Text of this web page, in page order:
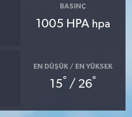
BASINÇ
1005 HPA hpa
EN DÜŞÜK / EN YÜKSEK
15° / 26°